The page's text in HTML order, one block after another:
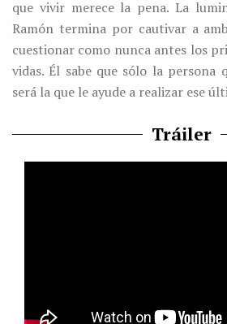
que vivir merece la pena. La
Ramón termina por cautivar a
cuestionar como nunca antes los
vidas. Él sabe que sólo la persona
será la que le ayude a realizar ese
Tráiler